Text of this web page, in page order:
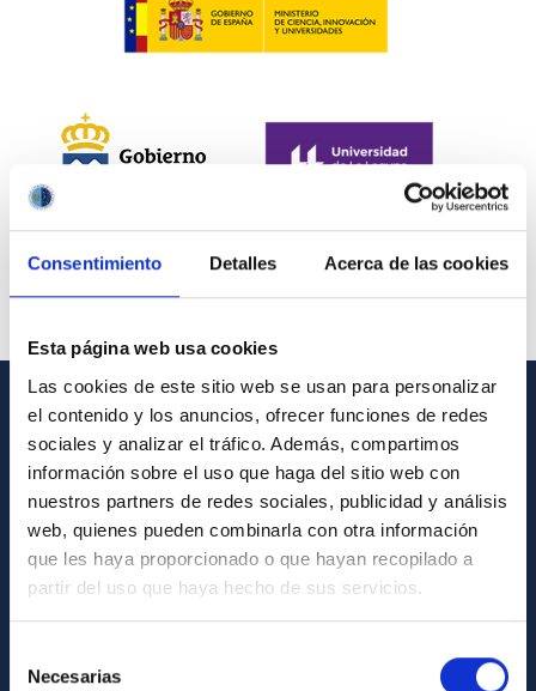
Consentimiento Detalles Acerca de las cookies
Esta página web usa cookies
Las cookies de este sitio web se usan para personalizar
el contenido y los anuncios, ofrecer funciones de redes
sociales y analizar el tráfico. Además, compartimos
información sobre el uso que haga del sitio web con
nuestros partners de redes sociales, publicidad y análisis
web, quienes pueden combinarla con otra información
que les haya proporcionado o que hayan recopilado a
partir del uso que haya hecho de sus servicios.
Necesarias
INFORMACIÓN GENERAL
Contacto
Cómo llegar al IAC
Directorio de personal
Biblioteca